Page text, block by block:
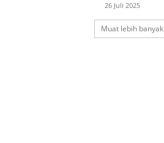
26 Juli 2025
Muat lebih banyak